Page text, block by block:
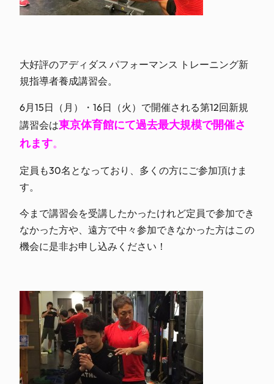
大好評のアディダス パフォーマンス トレーニング新
規指導者養成講習会。
6月15日（月）・16日（火）で開催される第12回新規
講習会は東京体育館にて過去最大規模で開催さ
れます。
定員も30名となっており、多くの方にご参加頂けま
す。
今まで講習会を受講したかったけれど定員で参加でき
なかった方や、遠方で中々参加できなかった方はこの
機会に是非お申し込みください！